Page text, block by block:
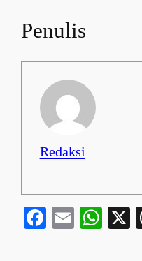
Penulis
Redaksi
Facebook
Email